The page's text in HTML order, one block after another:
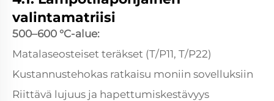
valintamatriisi
500–600 °C-alue:
Matalaseosteiset teräkset (T/P11, T/P22)
Kustannustehokas ratkaisu moniin sovelluksiin
Riittävä lujuus ja hapettumiskestävyys